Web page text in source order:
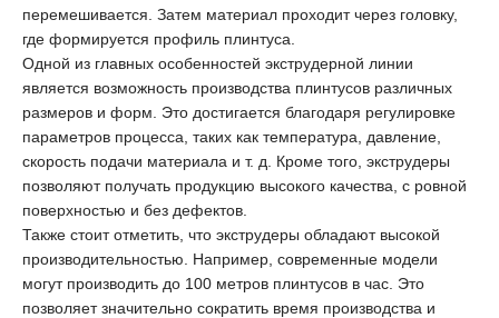
перемешивается. Затем материал проходит через головку,
где формируется профиль плинтуса.
Одной из главных особенностей экструдерной линии
является возможность производства плинтусов различных
размеров и форм. Это достигается благодаря регулировке
параметров процесса, таких как температура, давление,
скорость подачи материала и т. д. Кроме того, экструдеры
позволяют получать продукцию высокого качества, с ровной
поверхностью и без дефектов.
Также стоит отметить, что экструдеры обладают высокой
производительностью. Например, современные модели
могут производить до 100 метров плинтусов в час. Это
позволяет значительно сократить время производства и